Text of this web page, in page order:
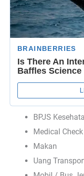
BPJS
Medical
Makan
Uang